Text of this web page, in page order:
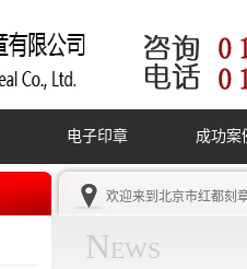
电子印章 成功案
欢迎来到 北京市红都刻
News